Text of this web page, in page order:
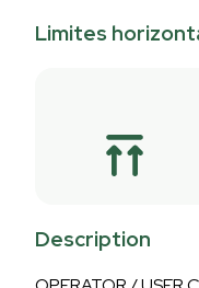
Limites
Description